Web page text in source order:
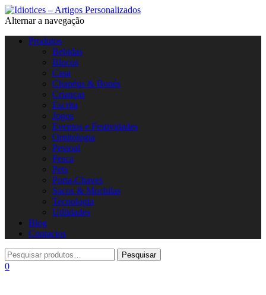
Alternar a navegação
Produtos
Bebidas
Blocos
Casa
Chapéus & Bonés
Crianças
Escrita
Jogos
Eventos e Festividades
Ornitologia
Pessoal
Pesca
Pets
Porta-Chaves
Sacos & Mochilas
Tecnologia
Utilidades
Blog
Contactos
0